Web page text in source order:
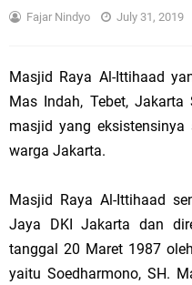
Fajar Nindyo July 31, 2019
Masjid Raya Al-Ittihaad
Mas Indah, Tebet,
masjid yang
warga Jakarta.
Masjid Raya Al-Ittihaad
Jaya DKI Jakarta dan
tanggal 20 Maret 1987
yaitu Soedharmono, SH.